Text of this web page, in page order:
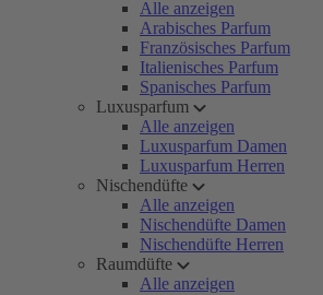
Alle anzeigen
Arabisches Parfum
Französisches Parfum
Italienisches Parfum
Spanisches Parfum
Luxusparfum
Alle anzeigen
Luxusparfum Damen
Luxusparfum Herren
Nischendüfte
Alle anzeigen
Nischendüfte Damen
Nischendüfte Herren
Raumdüfte
Alle anzeigen